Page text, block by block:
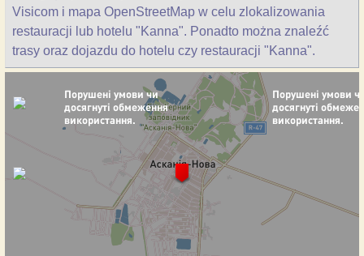
Visicom i mapa OpenStreetMap w celu zlokalizowania
restauracji lub hotelu "Kanna". Ponadto można znaleźć
trasy oraz dojazdu do hotelu czy restauracji "Kanna".